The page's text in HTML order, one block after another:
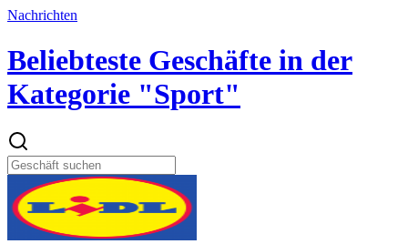
Nachrichten
Beliebteste Geschäfte in der
Kategorie "Sport"